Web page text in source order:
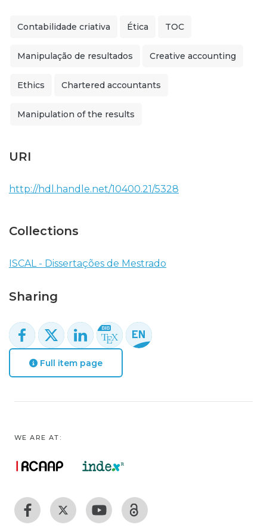
Contabilidade criativa Ética TOC
Manipulação de resultados Creative accounting
Ethics Chartered accountants
Manipulation of the results
URI
http://hdl.handle.net/10400.21/5328
Collections
ISCAL - Dissertações de Mestrado
Sharing
Full item page
WE ARE AT: